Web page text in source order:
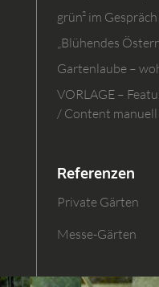
grün² im Gespräch
„Blühendes
Gartenlaube –
VORLAGE –
/ Content manuell
Referenzen
Private Gärten
Messe-Gärten